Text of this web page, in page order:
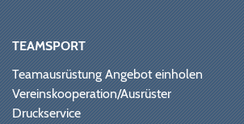
TEAMSPORT
Teamausrüstung Angebot einholen
Vereinskooperation/Ausrüster
Druckservice